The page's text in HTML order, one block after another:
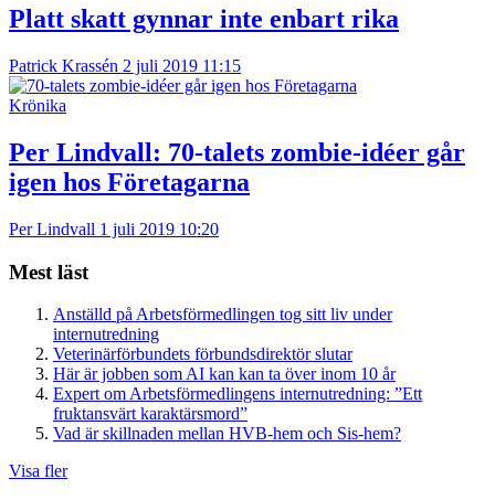
Platt skatt gynnar inte enbart rika
Patrick Krassén 2 juli 2019 11:15
Krönika
Per Lindvall: 70-talets zombie-idéer går
igen hos Företagarna
Per Lindvall 1 juli 2019 10:20
Mest läst
Anställd på Arbetsförmedlingen tog sitt liv under
internutredning
Veterinärförbundets förbundsdirektör slutar
Här är jobben som AI kan kan ta över inom 10 år
Expert om Arbetsförmedlingens internutredning: ”Ett
fruktansvärt karaktärsmord”
Vad är skillnaden mellan HVB-hem och Sis-hem?
Visa fler